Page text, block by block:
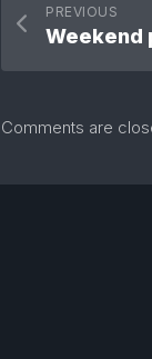
PREVIOUS
Weekend
Comments are